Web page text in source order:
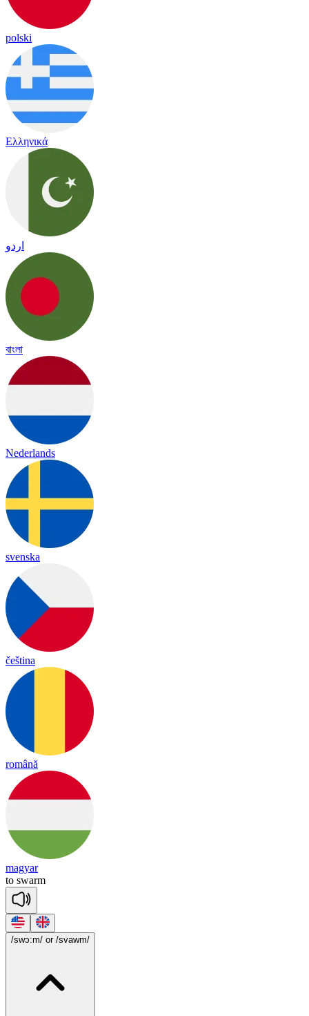
polski
Ελληνικά
اردو
বাংলা
Nederlands
svenska
čeština
română
magyar
to swarm
/swɔ:m/ or /svawm/